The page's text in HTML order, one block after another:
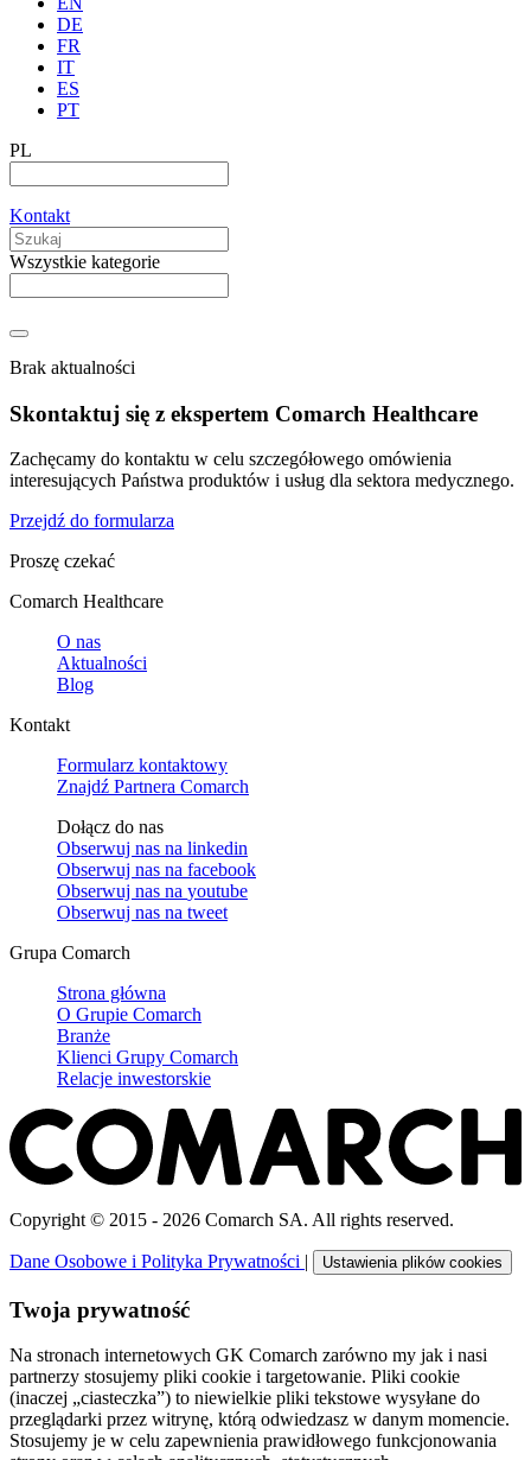
DE
FR
IT
ES
PT
PL
Kontakt
Wszystkie kategorie
Brak aktualności
Skontaktuj się z ekspertem Comarch Healthcare
Zachęcamy do kontaktu w celu szczegółowego omówienia
interesujących Państwa produktów i usług dla sektora medycznego.
Przejdź do formularza
Proszę czekać
Comarch Healthcare
O nas
Aktualności
Blog
Kontakt
Formularz kontaktowy
Znajdź Partnera Comarch
Dołącz do nas
Obserwuj nas na linkedin
Obserwuj nas na facebook
Obserwuj nas na youtube
Obserwuj nas na tweet
Grupa Comarch
Strona główna
O Grupie Comarch
Branże
Klienci Grupy Comarch
Relacje inwestorskie
Copyright © 2015 - 2026 Comarch SA. All rights reserved.
Dane Osobowe i Polityka Prywatności | Ustawienia plików cookies
Twoja prywatność
Na stronach internetowych GK Comarch zarówno my jak i nasi
partnerzy stosujemy pliki cookie i targetowanie. Pliki cookie
(inaczej „ciasteczka”) to niewielkie pliki tekstowe wysyłane do
przeglądarki przez witrynę, którą odwiedzasz w danym momencie.
Stosujemy je w celu zapewnienia prawidłowego funkcjonowania